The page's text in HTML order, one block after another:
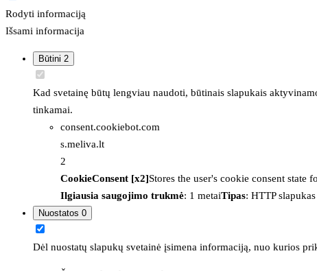
Rodyti informaciją
Išsami informacija
Būtini 2
Kad svetainę būtų lengviau naudoti, būtinais slapukais
tinkamai.
consent.cookiebot.com
s.meliva.lt
2
CookieConsent [x2]Stores the user's cookie consent state
Ilgiausia saugojimo trukmė: 1 metaiTipas: HTTP slapukas
Nuostatos 0
Dėl nuostatų slapukų svetainė įsimena informaciją, nuo kurios